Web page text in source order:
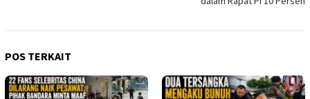
POS TERKAIT